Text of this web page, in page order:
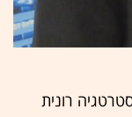
רונית